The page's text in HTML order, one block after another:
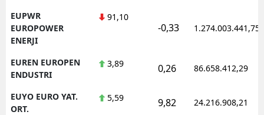
EUPWR
EUROPOWER
ENERJI
91,10
-0,33 1.274.003.441,75
EUREN EUROPEN
ENDUSTRI
3,89 0,26 86.658.412,29
EUYO EURO YAT.
ORT.
5,59 9,82 24.216.908,21